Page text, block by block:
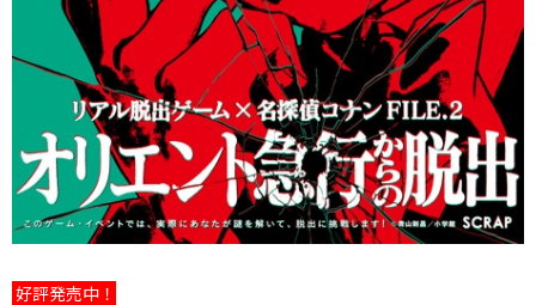
好評発売中！